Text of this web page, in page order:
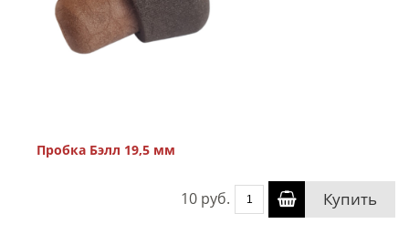
Пробка Бэлл 19,5 мм
10 руб. Купить